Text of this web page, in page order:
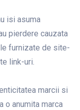
isi asuma
pierdere cauzata
furnizate de site-
link-uri.
marcii si
o anumita marca